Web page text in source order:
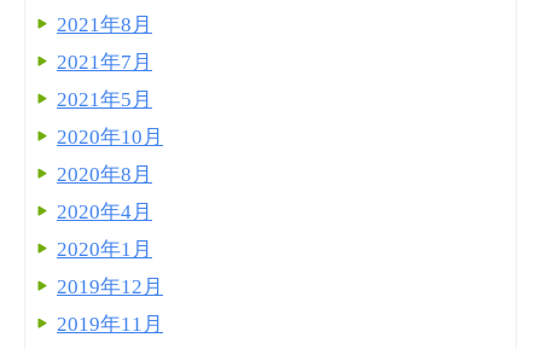
2021年8月
2021年7月
2021年5月
2020年10月
2020年8月
2020年4月
2020年1月
2019年12月
2019年11月